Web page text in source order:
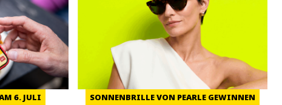
6. JULI SONNENBRILLE VON PEARLE GEWINNEN